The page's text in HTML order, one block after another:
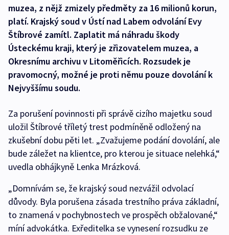
muzea, z nějž zmizely předměty za 16 milionů korun,
platí. Krajský soud v Ústí nad Labem odvolání Evy
Štíbrové zamítl. Zaplatit má náhradu škody
Ústeckému kraji, který je zřizovatelem muzea, a
Okresnímu archivu v Litoměřicích. Rozsudek je
pravomocný, možné je proti němu pouze dovolání k
Nejvyššímu soudu.
Za porušení povinnosti při správě cizího majetku soud
uložil Štíbrové tříletý trest podmíněně odložený na
zkušební dobu pěti let. „Zvažujeme podání dovolání, ale
bude záležet na klientce, pro kterou je situace nelehká,“
uvedla obhájkyně Lenka Mrázková.
„Domnívám se, že krajský soud nezvážil odvolací
důvody. Byla porušena zásada trestního práva základní,
to znamená v pochybnostech ve prospěch obžalované,“
míní advokátka. Exředitelka se vynesení rozsudku ze